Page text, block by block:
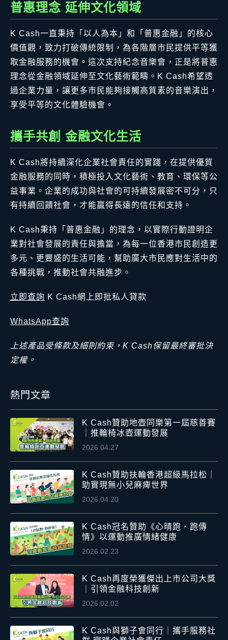
普惠理念 延伸文化領域
K Cash一直秉持「以人為本」和「普惠金融」的核心
價值觀，致力打破傳統限制，為各階層市民提供平等獲
取金融服務的機會。這次支持紀念音樂會，正是將普惠
理念從金融領域延伸至文化藝術範疇。K Cash希望透
過企業力量，讓更多市民能夠接觸高質素的音樂演出，
享受平等的文化體驗機會。
攜手共創 金融文化生活
K Cash將持續深化企業社會責任的實踐，在提供優質
金融服務的同時，積極投入文化藝術、教育、環保等公
益事業。企業的成功與社會的可持續發展密不可分，只
有持續回饋社會，才能贏得長遠的信任和支持。
K Cash秉持「普惠金融」的理念，以實際行動證明企
業對社會發展的責任與擔當，為每一位香港市民創造更
多元、更豐盛的生活可能，幫助廣大市民應對生活中的
各種挑戰，推動社會共融進步。
立即查詢 K Cash網上即批私人貸款
WhatsApp查詢
上述產品受條款及細則約束，K Cash保留最終審批決
定權。
熱門文章
K Cash贊助地壺同樂第一屆慈善賽
｜推輪椅冰壺運動發展
2026.04.27
K Cash贊助扶輪香港超級馬拉松｜
助實現無小兒麻痺世界
2026.04.20
K Cash冠名贊助《心晴跑・跑傳
情》以運動推廣情緒健康
2026.02.23
K Cash再度榮獲傑出上市公司大獎
｜引領金融科技創新
2026.02.02
K Cash與獅子會同行｜攜手服務社